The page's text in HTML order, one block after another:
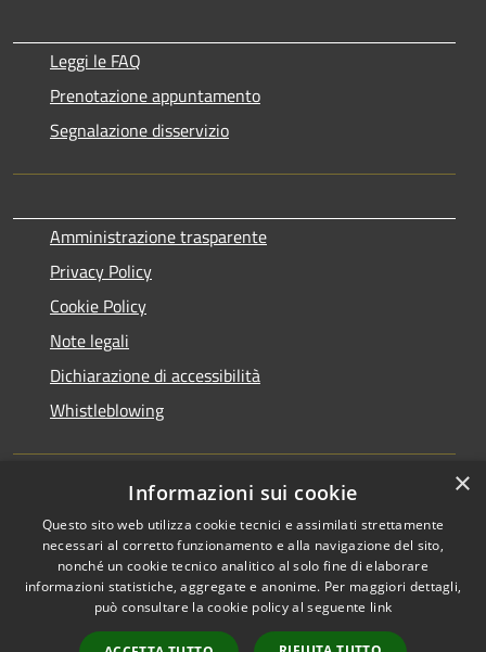
Leggi le FAQ
Prenotazione appuntamento
Segnalazione disservizio
Amministrazione trasparente
Privacy Policy
Cookie Policy
Note legali
Dichiarazione di accessibilità
Whistleblowing
DPO (Data Protection Officer):dpo@comune.ceriano-
laghetto.mb.it
RSS
Accessibilità
Copyright © 2026 • Comune di
Ceriano Laghetto • Powered by
×
Informazioni sui cookie
Questo sito web utilizza cookie tecnici e assimilati strettamente
necessari al corretto funzionamento e alla navigazione del sito,
nonché un cookie tecnico analitico al solo fine di elaborare
informazioni statistiche, aggregate e anonime. Per maggiori dettagli,
può consultare la cookie policy al seguente link